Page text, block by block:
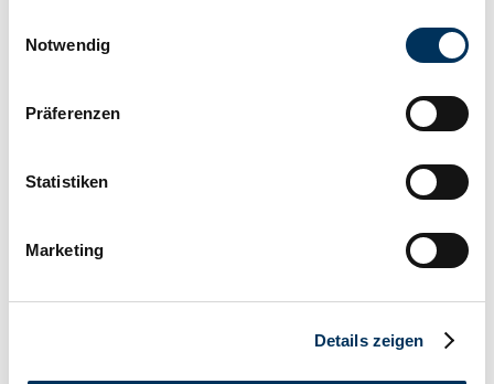
Trigger Symbol ändern oder widerrufen
Informationen über Ihre geografische Lage
können
bestimmten Merkmalen (Fingerprinting) identifizieren
Erfahren Sie mehr darüber, wie Ihre persönlichen Daten
Notwendig
Präferenzen
Statistiken
Marketing
Details zeigen